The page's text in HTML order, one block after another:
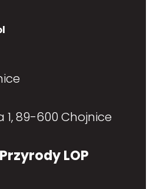
1, 89-600 Chojnice
LOP